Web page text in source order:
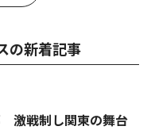
の新着記事
激戦制し関東の舞台